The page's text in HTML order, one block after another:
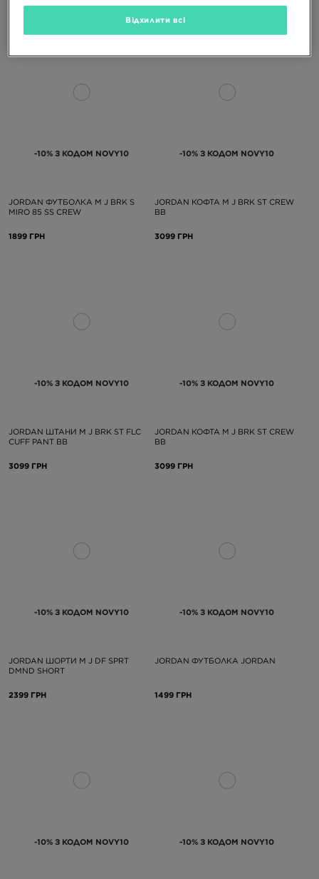
8199 ГРН 6699 ГРН
-10% З КОДОМ NOVY10
JORDAN ФУТБОЛКА M J BRK S
MIRO 85 SS CREW
1899 ГРН
-10% З КОДОМ NOVY10
JORDAN КОФТА M J BRK ST CREW
BB
3099 ГРН
-10% З КОДОМ NOVY10
JORDAN ШТАНИ M J BRK ST FLC
CUFF PANT BB
3099 ГРН
-10% З КОДОМ NOVY10
JORDAN КОФТА M J BRK ST CREW
BB
3099 ГРН
-10% З КОДОМ NOVY10
JORDAN ШОРТИ M J DF SPRT
DMND SHORT
2399 ГРН
-10% З КОДОМ NOVY10
JORDAN ФУТБОЛКА JORDAN
1499 ГРН
-10% З КОДОМ NOVY10 -10% З КОДОМ NOVY10
Відхилити всі